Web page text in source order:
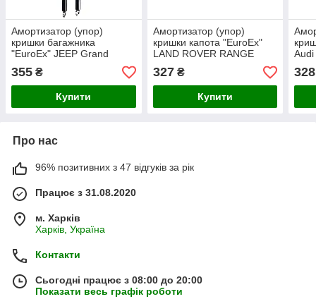
Амортизатор (упор)
кришки багажника
"EuroEx" JEEP Grand
Cherokee III 05 200N
380mm
355 ₴
Купити
Амортизатор (упор)
кришки капота "EuroEx"
LAND ROVER RANGE
ROVER III 02 410N
292mm
327₴
Купити
Audi
720
328
Про нас
96% позитивних з 47 відгуків за рік
Працює з 31.08.2020
м. Харків
Харків, Україна
Контакти
Сьогодні працює з 08:00 до 20:00
Показати весь графік роботи